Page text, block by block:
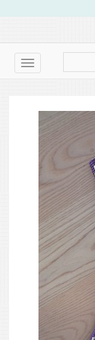
Toggle
navigation